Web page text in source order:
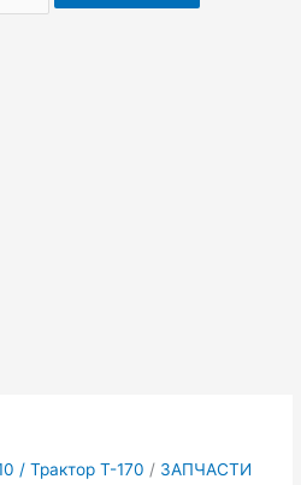
/ Трактор Т-170 / ЗАПЧАСТИ